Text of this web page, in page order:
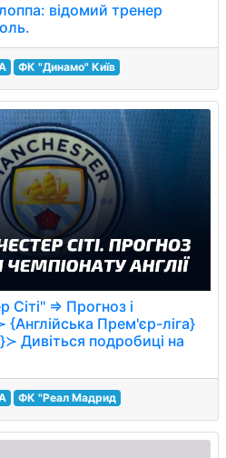
відомий тренер
ФК "Динамо" Київ
Сіті" ⇒ Прогноз і
Прем'єр-ліга}
Дивіться подробиці на
ФК "Реал Мадрид